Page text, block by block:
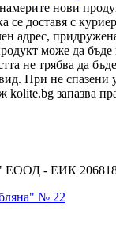
нови
се доставя с
адрес,
може да бъде
не трябва да
При не спазени
kolite.bg запазва
- ЕИК
№ 22